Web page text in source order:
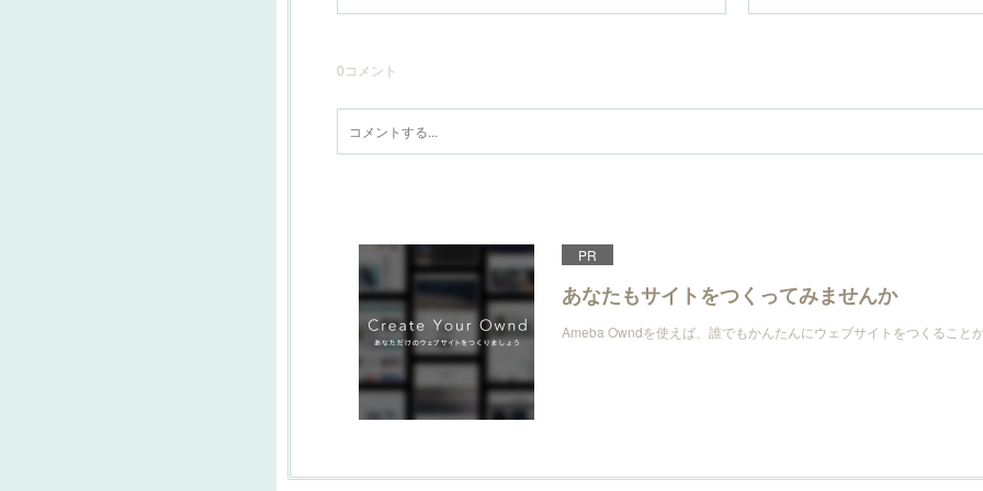
0コメント
PR
あなたもサイトをつくってみませんか
Ameba Owndを使えば、誰でもかんたんにウェブサイトをつくることが